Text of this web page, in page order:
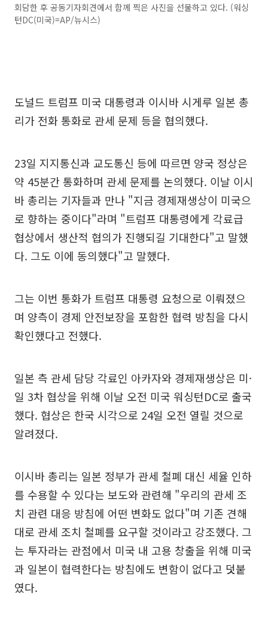
회담한 후 공동기자회견에서 함께 찍은 사진을 선물하고 있다. (워싱
턴DC(미국)=AP/뉴시스)
도널드 트럼프 미국 대통령과 이시바 시게루 일본 총
리가 전화 통화로 관세 문제 등을 협의했다.
23일 지지통신과 교도통신 등에 따르면 양국 정상은
약 45분간 통화하며 관세 문제를 논의했다. 이날 이시
바 총리는 기자들과 만나 "지금 경제재생상이 미국으
로 향하는 중이다"라며 "트럼프 대통령에게 각료급
협상에서 생산적 협의가 진행되길 기대한다"고 말했
다. 그도 이에 동의했다"고 말했다.
그는 이번 통화가 트럼프 대통령 요청으로 이뤄졌으
며 양측이 경제 안전보장을 포함한 협력 방침을 다시
확인했다고 전했다.
일본 측 관세 담당 각료인 아카자와 경제재생상은 미·
일 3차 협상을 위해 이날 오전 미국 워싱턴DC로 출국
했다. 협상은 한국 시각으로 24일 오전 열릴 것으로
알려졌다.
이시바 총리는 일본 정부가 관세 철폐 대신 세율 인하
를 수용할 수 있다는 보도와 관련해 "우리의 관세 조
치 관련 대응 방침에 어떤 변화도 없다"며 기존 견해
대로 관세 조치 철폐를 요구할 것이라고 강조했다. 그
는 투자라는 관점에서 미국 내 고용 창출을 위해 미국
과 일본이 협력한다는 방침에도 변함이 없다고 덧붙
였다.